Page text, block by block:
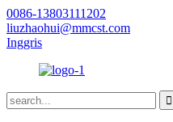
0086-13803111202
liuzhaohui@mmcst.com
Inggris